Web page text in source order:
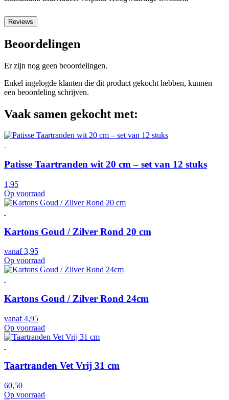
Reviews
Beoordelingen
Er zijn nog geen beoordelingen.
Enkel ingelogde klanten die dit product gekocht hebben, kunnen
een beoordeling schrijven.
Vaak samen gekocht met:
Patisse Taartranden wit 20 cm – set van 12 stuks
1,95
Op voorraad
Kartons Goud / Zilver Rond 20 cm
vanaf3,95
Op voorraad
Kartons Goud / Zilver Rond 24cm
vanaf4,95
Op voorraad
Taartranden Vet Vrij 31 cm
60,50
Op voorraad